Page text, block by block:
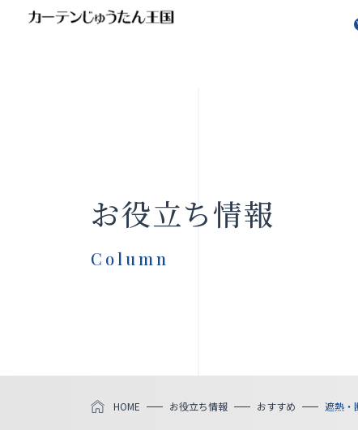
製品をさがす
お役立ち情報
Column
HOME お役立ち情報 おすすめ 遮熱・